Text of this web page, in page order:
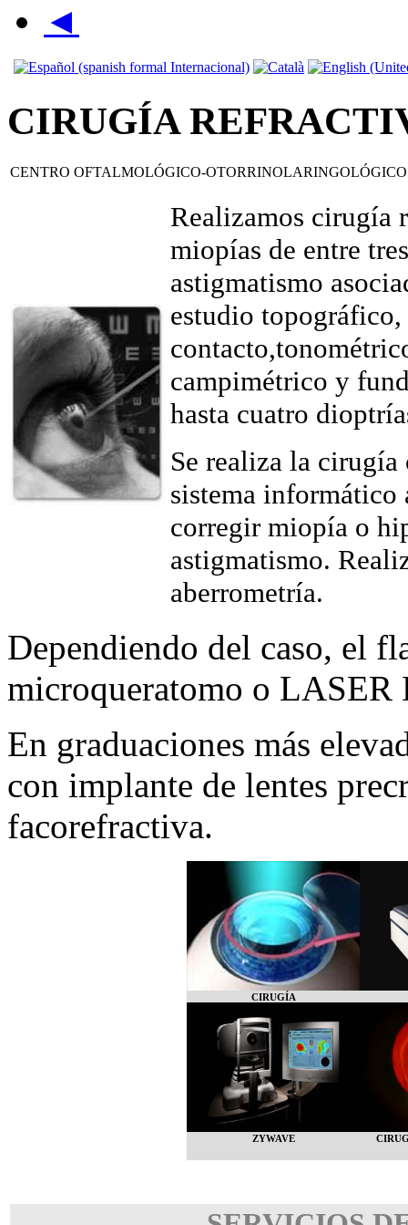
◄
CIRUGÍA
CENTRO OFTALMOLÓGICO-OTORRINOLARINGOLÓGICO
Realizamos cirugía
miopías de entre
astigmatismo
estudio
campimétrico y
hasta cuatro
Se realiza la
sistema informático
corregir miopía o
astigmatismo.
aberrometría.
Dependiendo del caso, el
microqueratomo o
En graduaciones más
con implante de lentes
facorefractiva.
CIRUGÍA
ZYWAVE